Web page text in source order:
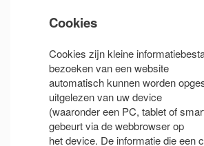
Cookies
Cookies zijn kleine
bezoeken van een website
automatisch kunnen worden
uitgelezen van uw device
(waaronder een PC, tablet of
gebeurt via de webbrowser op
het device. De informatie die een